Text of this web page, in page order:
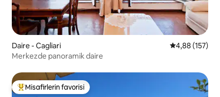
Daire - Cagliari 5 üzerinden
4,88 (157)
Merkezde panoramik daire
Misafirlerin favorilerinden en beğenilenler arasında
Misafirlerin favorisi